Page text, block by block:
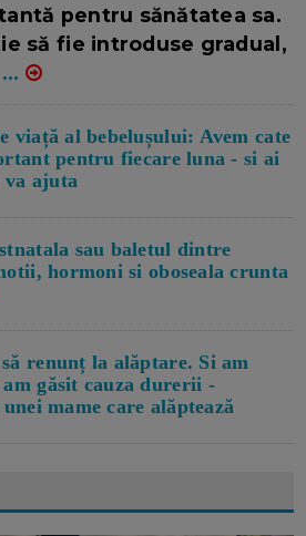
pentru sănătatea sa.
să fie introduse gradual,
...
viață al bebelușului: Avem cate
pentru fiecare luna - si ai
va ajuta
sau baletul dintre
hormoni si oboseala crunta
renunț la alăptare. Si am
găsit cauza durerii -
mame care alăptează